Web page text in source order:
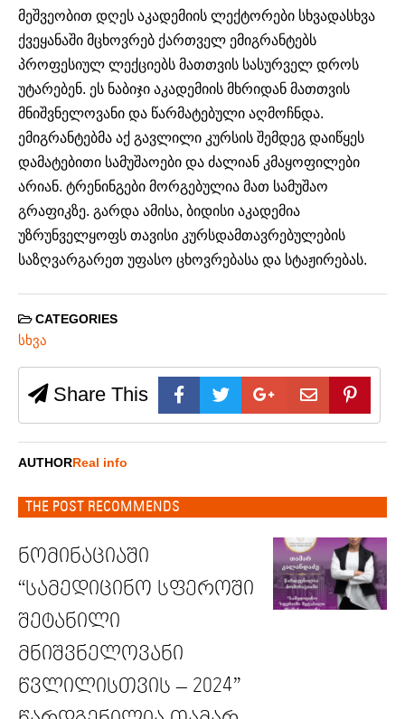
მეშვეობით დღეს აკადემიის ლექტორები სხვადასხვა
ქვეყანაში მცხოვრებ ქართველ ემიგრანტებს
პროფესიულ ლექციებს მათთვის სასურველ დროს
უტარებენ. ეს ნაბიჯი აკადემიის მხრიდან მათთვის
მნიშვნელოვანი და წარმატებული აღმოჩნდა.
ემიგრანტებმა აქ გავლილი კურსის შემდეგ დაიწყეს
დამატებითი სამუშაოები და ძალიან კმაყოფილები
არიან. ტრენინგები მორგებულია მათ სამუშაო
გრაფიკზე. გარდა ამისა, ბიდისი აკადემია
უზრუნველყოფს თავისი კურსდამთავრებულების
საზღვარგარეთ უფასო ცხოვრებასა და სტაჟირებას.
CATEGORIES
სხვა
Share This
AUTHOR Real info
THE POST RECOMMENDS
ნომინაციაში
“სამედიცინო სფეროში
შეტანილი
მნიშვნელოვანი
წვლილისთვის – 2024”